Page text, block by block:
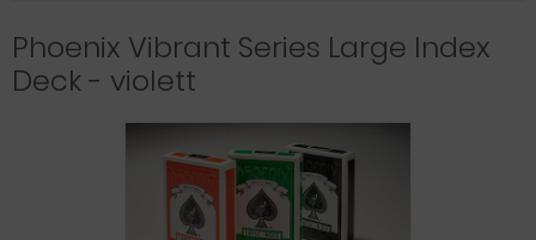
Phoenix Vibrant Series Large Index
Deck - violett